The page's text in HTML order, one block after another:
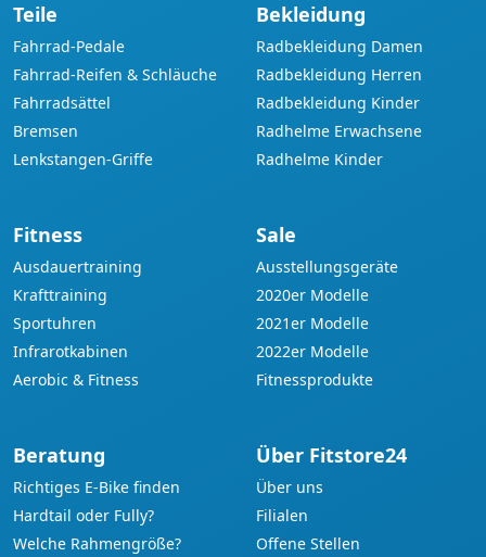
Teile
Fahrrad-Pedale
Fahrrad-Reifen & Schläuche
Fahrradsättel
Bremsen
Lenkstangen-Griffe
Bekleidung
Radbekleidung Damen
Radbekleidung Herren
Radbekleidung Kinder
Radhelme Erwachsene
Radhelme Kinder
Fitness
Ausdauertraining
Krafttraining
Sportuhren
Infrarotkabinen
Aerobic & Fitness
Sale
Ausstellungsgeräte
2020er Modelle
2021er Modelle
2022er Modelle
Fitnessprodukte
Beratung
Richtiges E-Bike finden
Hardtail oder Fully?
Welche Rahmengröße?
Über Fitstore24
Über uns
Filialen
Offene Stellen